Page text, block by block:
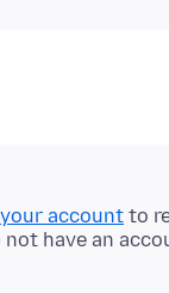
account to
not have an